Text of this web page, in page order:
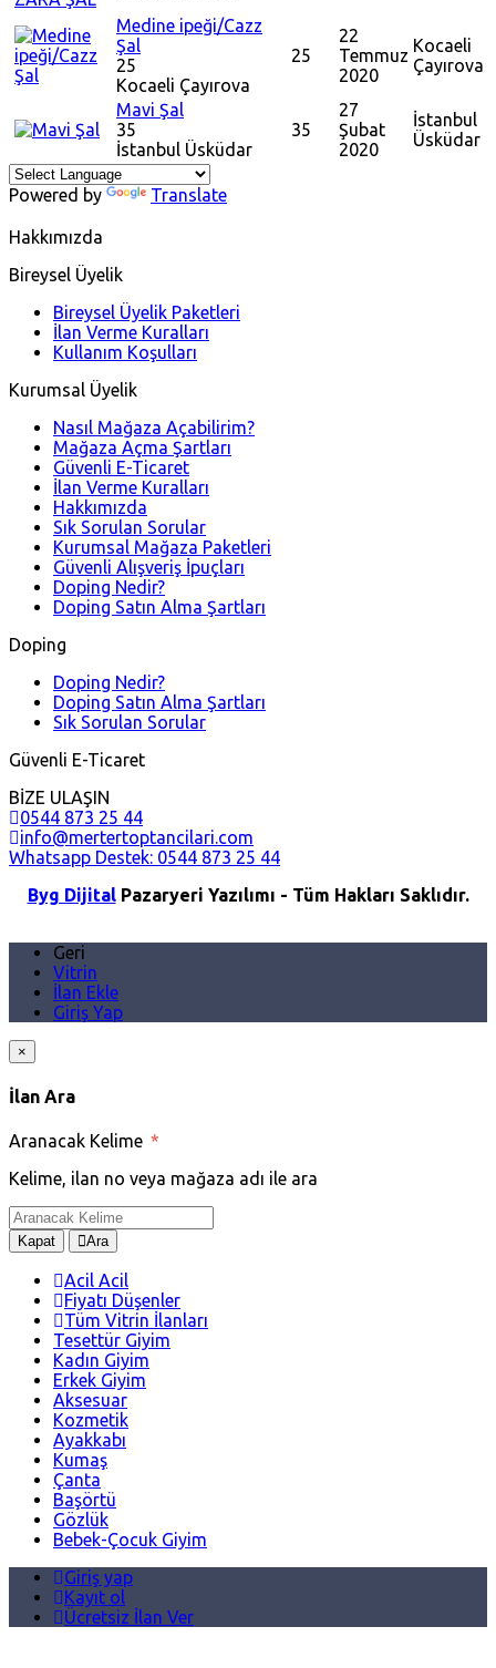
Medine ipeği/Cazz
Şal
25
Kocaeli Çayırova
25
22
Temmuz
2020
Kocaeli
Çayırova
Mavi Şal
35
İstanbul Üsküdar
35
27
Şubat
2020
İstanbul
Üsküdar
Powered by Translate
Hakkımızda
Bireysel Üyelik
Bireysel Üyelik Paketleri
İlan Verme Kuralları
Kullanım Koşulları
Kurumsal Üyelik
Nasıl Mağaza Açabilirim?
Mağaza Açma Şartları
Güvenli E-Ticaret
İlan Verme Kuralları
Hakkımızda
Sık Sorulan Sorular
Kurumsal Mağaza Paketleri
Güvenli Alışveriş İpuçları
Doping Nedir?
Doping Satın Alma Şartları
Doping
Doping Nedir?
Doping Satın Alma Şartları
Sık Sorulan Sorular
Güvenli E-Ticaret
BİZE ULAŞIN
0544 873 25 44
info@mertertoptancilari.com
Whatsapp Destek: 0544 873 25 44
Byg DijitalPazaryeri Yazılımı - Tüm Hakları Saklıdır.
Geri
Vitrin
İlan Ekle
Giriş Yap
×
İlan Ara
Aranacak Kelime *
Kelime, ilan no veya mağaza adı ile ara
Kapat Ara
Acil Acil
Fiyatı Düşenler
Tüm Vitrin İlanları
Tesettür Giyim
Kadın Giyim
Erkek Giyim
Aksesuar
Kozmetik
Ayakkabı
Kumaş
Çanta
Başörtü
Gözlük
Bebek-Çocuk Giyim
Giriş yap
Kayıt ol
Ücretsiz İlan Ver